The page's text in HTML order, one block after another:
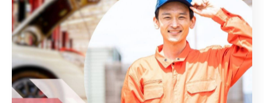
北海道は他都府県と比べて行政区画が広大で、似たよう
な地名も多いのが特徴です。車検申請時には「札幌市東
区」と「常呂郡訓子府町」など、区と郡・町の違いを正
確に理解しておく必要があります。
これは、地名の誤認や混同が、車検証の登録や納車時の
トラブルを招くリスクがあるためです。特に「訓子府